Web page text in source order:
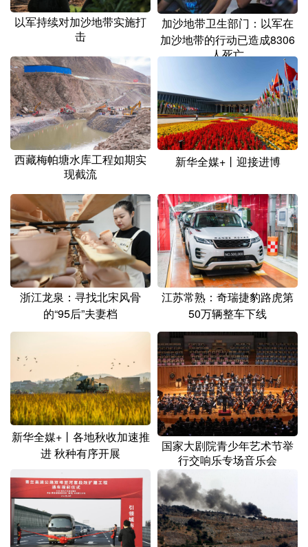
陕西 甘肃 青海 宁夏
黑龙江
多语种频道
English Español Français عربى
Русский язык 日本語 한국어
以军持续对加沙地带实施打
击
加沙地带卫生部门：以军在
加沙地带的行动已造成8306
人死亡
西藏梅帕塘水库工程如期实
现截流
新华全媒+丨迎接进博
浙江龙泉：寻找北宋风骨
的“95后”夫妻档
江苏常熟：奇瑞捷豹路虎第
50万辆整车下线
新华全媒+丨各地秋收加速推
进 秋种有序开展
国家大剧院青少年艺术节举
行交响乐专场音乐会